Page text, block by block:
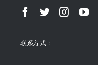
联系方式：